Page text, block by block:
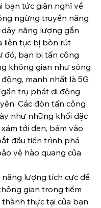
bạn tức giận nghĩ về
ngừng truyền năng
năng lượng gắn
liên tục bị bòn rút
đó, bạn bị tấn công
không gian như sóng
động, mạnh nhất là 5G
trụ phát di động
Các đòn tấn công
như những khối đặc
tới đen, bám vào
đầu tiến trình phá
vệ hào quang của
lượng tích cực để
gian trong tiềm
thực tại của bạn